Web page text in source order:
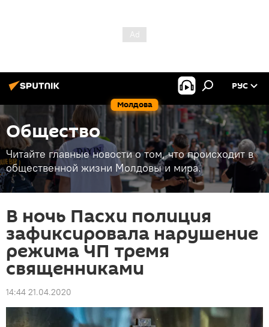
Молдова
РУС
Общество
Читайте главные новости о том, что происходит в
общественной жизни Молдовы и мира.
В ночь Пасхи полиция
зафиксировала нарушение
режима ЧП тремя
священниками
14:44 21.04.2020